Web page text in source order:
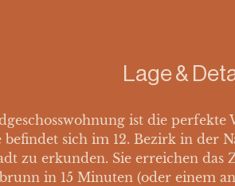
Lage &
ist die perfekte
sich im 12. Bezirk in der
zu erkunden. Sie erreichen
in 15 Minuten (oder einem